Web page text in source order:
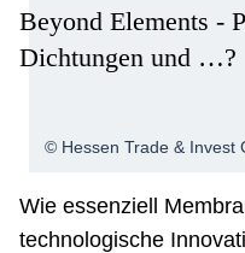
Innovationsfelder
Beyond Elements -
Dichtungen und …?
© Hessen Trade & Invest
Wie essenziell
technologische